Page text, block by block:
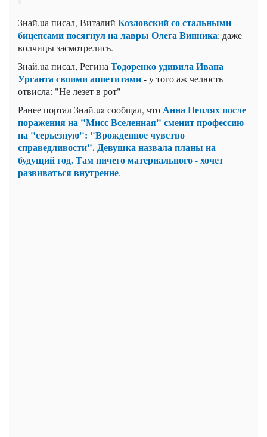
Знай.uа писал, Виталий Козловский со стальными
бицепсами посягнул на лавры Олега Винника: даже
волчицы засмотрелись.
Знай.uа писал, Регина Тодоренко удивила Ивана
Урганта своими аппетитами- у того аж челюсть
отвисла: "Не лезет в рот"
Ранее портал Знай.ua сообщал, чтоАнна Неплях после
поражения на "Мисс Вселенная" сменит профессию
на "серьезную": "Врожденное чувство
справедливости". Девушка назвала планы на
будущий год. Там ничего материального - хочет
развиваться внутренне.